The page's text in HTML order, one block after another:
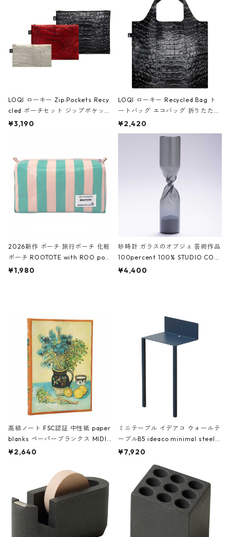
ア/クラウン ブラック
LOQI ローキー Zip Pockets Recy
cled ポーチセット ジップポケット
ファスナーポーチ 撥水加工 トラベ
ーガンディー、オフホワイト
¥3,190
LOQI ローキー Recycled Bag ト
ートバッグ エコバッグ 折りたたみ
大きめ 撥水加工 収納ポーチ CRO
CODILE/Black クロコダイル/ブラ
¥2,420
2026新作 ポーチ 旅行ポーチ 化粧
ポーチ ROOTOTE with ROO pou
ch 3532 ルートート WR.ポーチ.ラ
¥1,980
砂時計 ガラスのオブジェ 芸術作品
100percent 100% STUDIO COH
AKU Timeless 100パーセント ス
¥4,400
高級ノート FSC認証 中性紙 paper
blanks ペーパーブランクス MIDI
ハードカバー 罫線 ヴァン・ゴッホ
¥2,640
ミニテーブル イデアコ ウォールテ
ーブルB5 ideaco minimal steel f
urniture WALL Table B5 ネイビー
¥7,920